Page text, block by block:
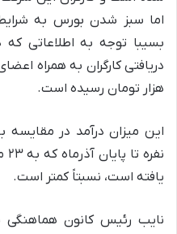
اما سبز شدن بورس به
بسیبا توجه به اطلاعاتی که
هزار تومان رسیده است.
این میزان درآمد در
یافته است، نسبتاً کمتر است.
نایب رئیس کانون هماهنگی